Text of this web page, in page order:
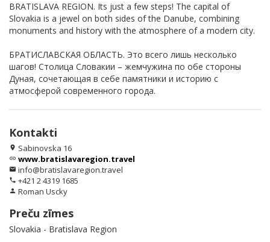
BRATISLAVA REGION. Its just a few steps! The capital of
Slovakia is a jewel on both sides of the Danube, combining
monuments and history with the atmosphere of a modern city.
БРАТИСЛАВСКАЯ ОБЛАСТЬ. Это всего лишь несколько
шагов! Столица Словакии – жемчужина по обе стороны
Дуная, сочетающая в себе памятники и историю с
атмосферой современного города.
Kontakti
location_on Sabinovska 16
link www.bratislavaregion.travel
email info@bratislavaregion.travel
phone +421 2 4319 1685
person Roman Uscky
Preču zīmes
Slovakia - Bratislava Region